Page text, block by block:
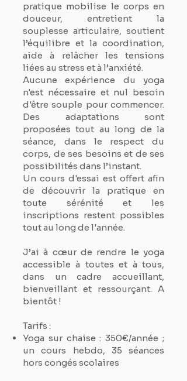
pratique mobilise le corps en
douceur, entretient la
souplesse articulaire, soutient
l’équilibre et la coordination,
aide à relâcher les tensions
liées au stress et à l’anxiété.
Aucune expérience du yoga
n'est nécessaire et nul besoin
d'être souple pour commencer.
Des adaptations sont
proposées tout au long de la
séance, dans le respect du
corps, de ses besoins et de ses
possibilités dans l’instant.
Un cours d'essai est offert afin
de découvrir la pratique en
toute sérénité et les
inscriptions restent possibles
tout au long de l'année.
J’ai à cœur de rendre le yoga
accessible à toutes et à tous,
dans un cadre accueillant,
bienveillant et ressourçant. A
bientôt !
Tarifs :
Yoga sur chaise : 350€/année ;
un cours hebdo, 35 séances
hors congés scolaires